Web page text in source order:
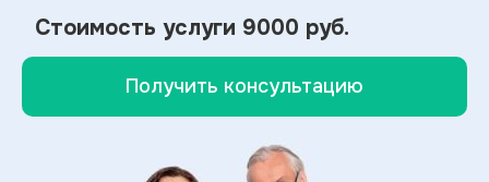
Стоимость услуги 9000 руб.
Получить консультацию